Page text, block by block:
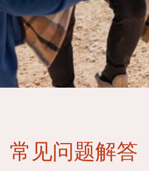
常见问题解答